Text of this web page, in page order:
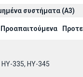
συστήματα (A3)
Προαπαιτούμενα
ΗΥ-335, HY-345